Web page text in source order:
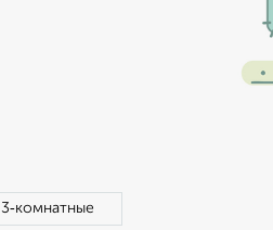
3‑комнатные